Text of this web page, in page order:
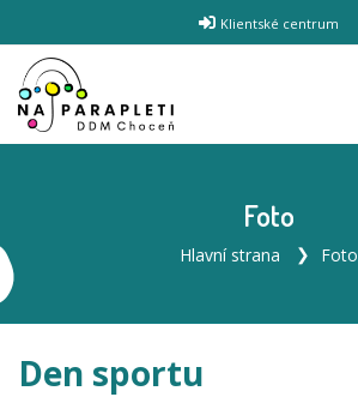
Klientské centrum
Foto
Hlavní strana Foto
Den sportu